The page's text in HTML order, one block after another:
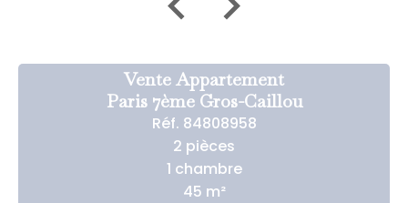
Vente Appartement
Paris 7ème Gros-Caillou
Réf. 84808958
2 pièces
1 chambre
45 m²